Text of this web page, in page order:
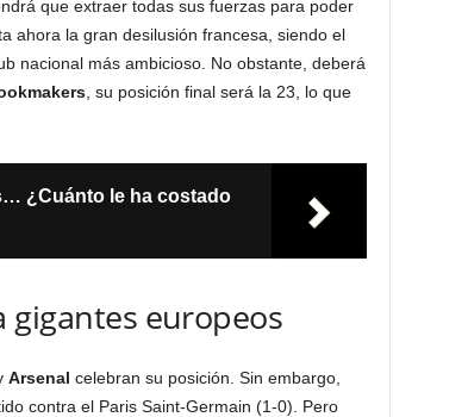
que extraer todas sus fuerzas para poder
ahora la gran desilusión francesa, siendo el
nacional más ambicioso. No obstante, deberá
, su posición final será la 23, lo que
¿Cuánto le ha costado
gigantes europeos
Arsenal celebran su posición. Sin embargo,
contra el Paris Saint-Germain (1-0). Pero